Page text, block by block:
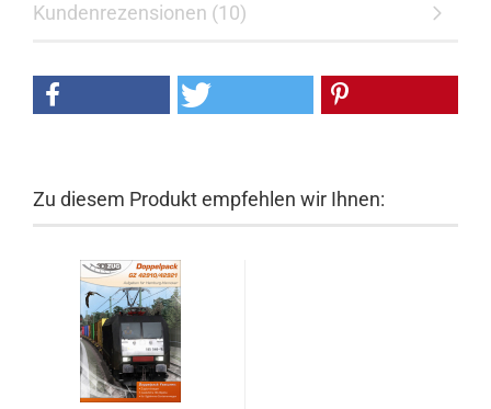
Kundenrezensionen (10)
Zu diesem Produkt empfehlen wir Ihnen: